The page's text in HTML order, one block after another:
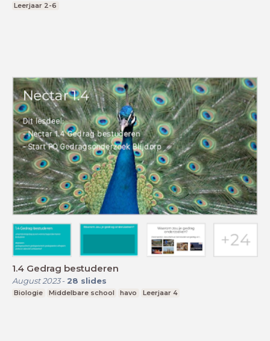
Leerjaar 2-6
1.4 Gedrag bestuderen
August 2023- 28 slides
Biologie Middelbare school havo Leerjaar 4